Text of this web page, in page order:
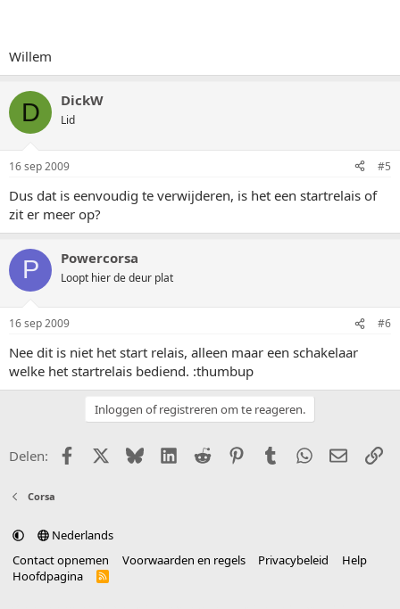
Willem
D DickW
Lid
16 sep 2009 #5
Dus dat is eenvoudig te verwijderen, is het een startrelais of
zit er meer op?
P Powercorsa
Loopt hier de deur plat
16 sep 2009 #6
Nee dit is niet het start relais, alleen maar een schakelaar
welke het startrelais bediend. :thumbup
Inloggen of registreren om te reageren.
Delen: FacebookX (Twitter)
BlueskyLinkedIn
Reddit PinterestTumblr WhatsApp
E-mail
Corsa
Nederlands
Contact opnemen
Voorwaarden en regels Privacybeleid
Help
Hoofdpagina
R